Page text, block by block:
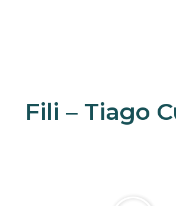
Fili – Tiago